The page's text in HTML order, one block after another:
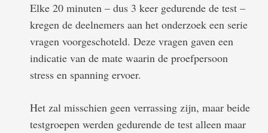
Elke 20 minuten – dus 3 keer gedurende de test –
kregen de deelnemers aan het onderzoek een serie
vragen voorgeschoteld. Deze vragen gaven een
indicatie van de mate waarin de proefpersoon
stress en spanning ervoer.
Het zal misschien geen verrassing zijn, maar beide
testgroepen werden gedurende de test alleen maar